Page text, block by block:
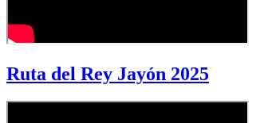
Ruta del Rey Jayón 2025